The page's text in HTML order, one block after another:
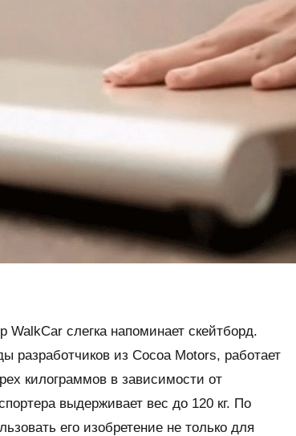
WalkCar слегка напоминает скейтборд.
разработчиков из Cocoa Motors, работает
килограммов в зависимости от
выдерживает вес до 120 кг. По
его изобретение не только для